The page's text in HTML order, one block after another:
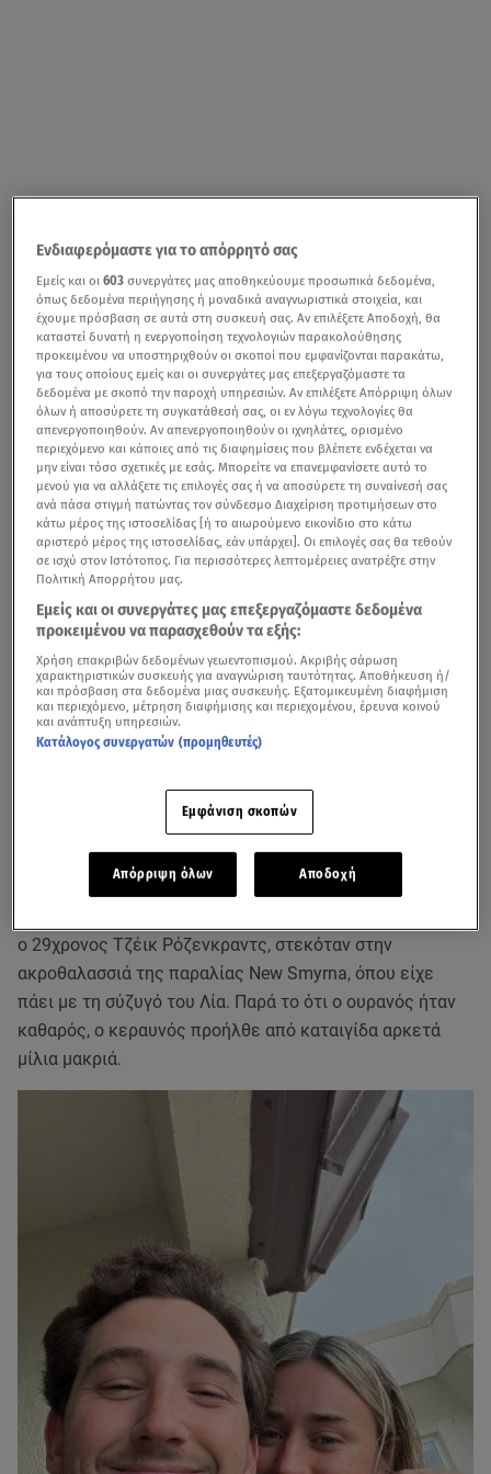
Τραγωδία σημειώθηκε σε παραλία της Φλόριντα των
φρικτό θάνατο, όταν τον χτύπησε
κεραυνός
ο 29χρονος Τζέικ Ρόζενκραντς, στεκόταν στην
ακροθαλασσιά της παραλίας New Smyrna, όπου είχε
πάει με τη σύζυγό του Λία. Παρά το ότι ο ουρανός ήταν
καθαρός, ο κεραυνός προήλθε από καταιγίδα αρκετά
μίλια μακριά.
Ενδιαφερόμαστε για το απόρρητό σας
Εμείς και οι603 συνεργάτες μας αποθηκεύουμε προσωπικά δεδομένα,
όπως δεδομένα περιήγησης ή μοναδικά αναγνωριστικά στοιχεία, και
έχουμε πρόσβαση σε αυτά στη συσκευή σας. Αν επιλέξετε Αποδοχή, θα
καταστεί δυνατή η ενεργοποίηση τεχνολογιών παρακολούθησης
προκειμένου να υποστηριχθούν οι σκοποί που εμφανίζονται παρακάτω,
για τους οποίους εμείς και οι συνεργάτες μας επεξεργαζόμαστε τα
δεδομένα με σκοπό την παροχή υπηρεσιών. Αν επιλέξετε Απόρριψη όλων
όλων ή αποσύρετε τη συγκατάθεσή σας, οι εν λόγω τεχνολογίες θα
απενεργοποιηθούν. Αν απενεργοποιηθούν οι ιχνηλάτες, ορισμένο
περιεχόμενο και κάποιες από τις διαφημίσεις που βλέπετε ενδέχεται να
μην είναι τόσο σχετικές με εσάς. Μπορείτε να επανεμφανίσετε αυτό το
μενού για να αλλάξετε τις επιλογές σας ή να αποσύρετε τη συναίνεσή σας
ανά πάσα στιγμή πατώντας τον σύνδεσμο Διαχείριση προτιμήσεων στο
κάτω μέρος της ιστοσελίδας [ή το αιωρούμενο εικονίδιο στο κάτω
αριστερό μέρος της ιστοσελίδας, εάν υπάρχει]. Οι επιλογές σας θα τεθούν
σε ισχύ στον Ιστότοπος. Για περισσότερες λεπτομέρειες ανατρέξτε στην
Πολιτική Απορρήτου μας.
Εμείς και οι συνεργάτες μας επεξεργαζόμαστε δεδομένα
προκειμένου να παρασχεθούν τα εξής:
Χρήση επακριβών δεδομένων γεωεντοπισμού. Ακριβής σάρωση
χαρακτηριστικών συσκευής για αναγνώριση ταυτότητας. Αποθήκευση ή/
και πρόσβαση στα δεδομένα μιας συσκευής. Εξατομικευμένη διαφήμιση
και περιεχόμενο, μέτρηση διαφήμισης και περιεχομένου, έρευνα κοινού
και ανάπτυξη υπηρεσιών.
Κατάλογος συνεργατών (προμηθευτές)
Εμφάνιση σκοπών
Απόρριψη όλων Αποδοχή